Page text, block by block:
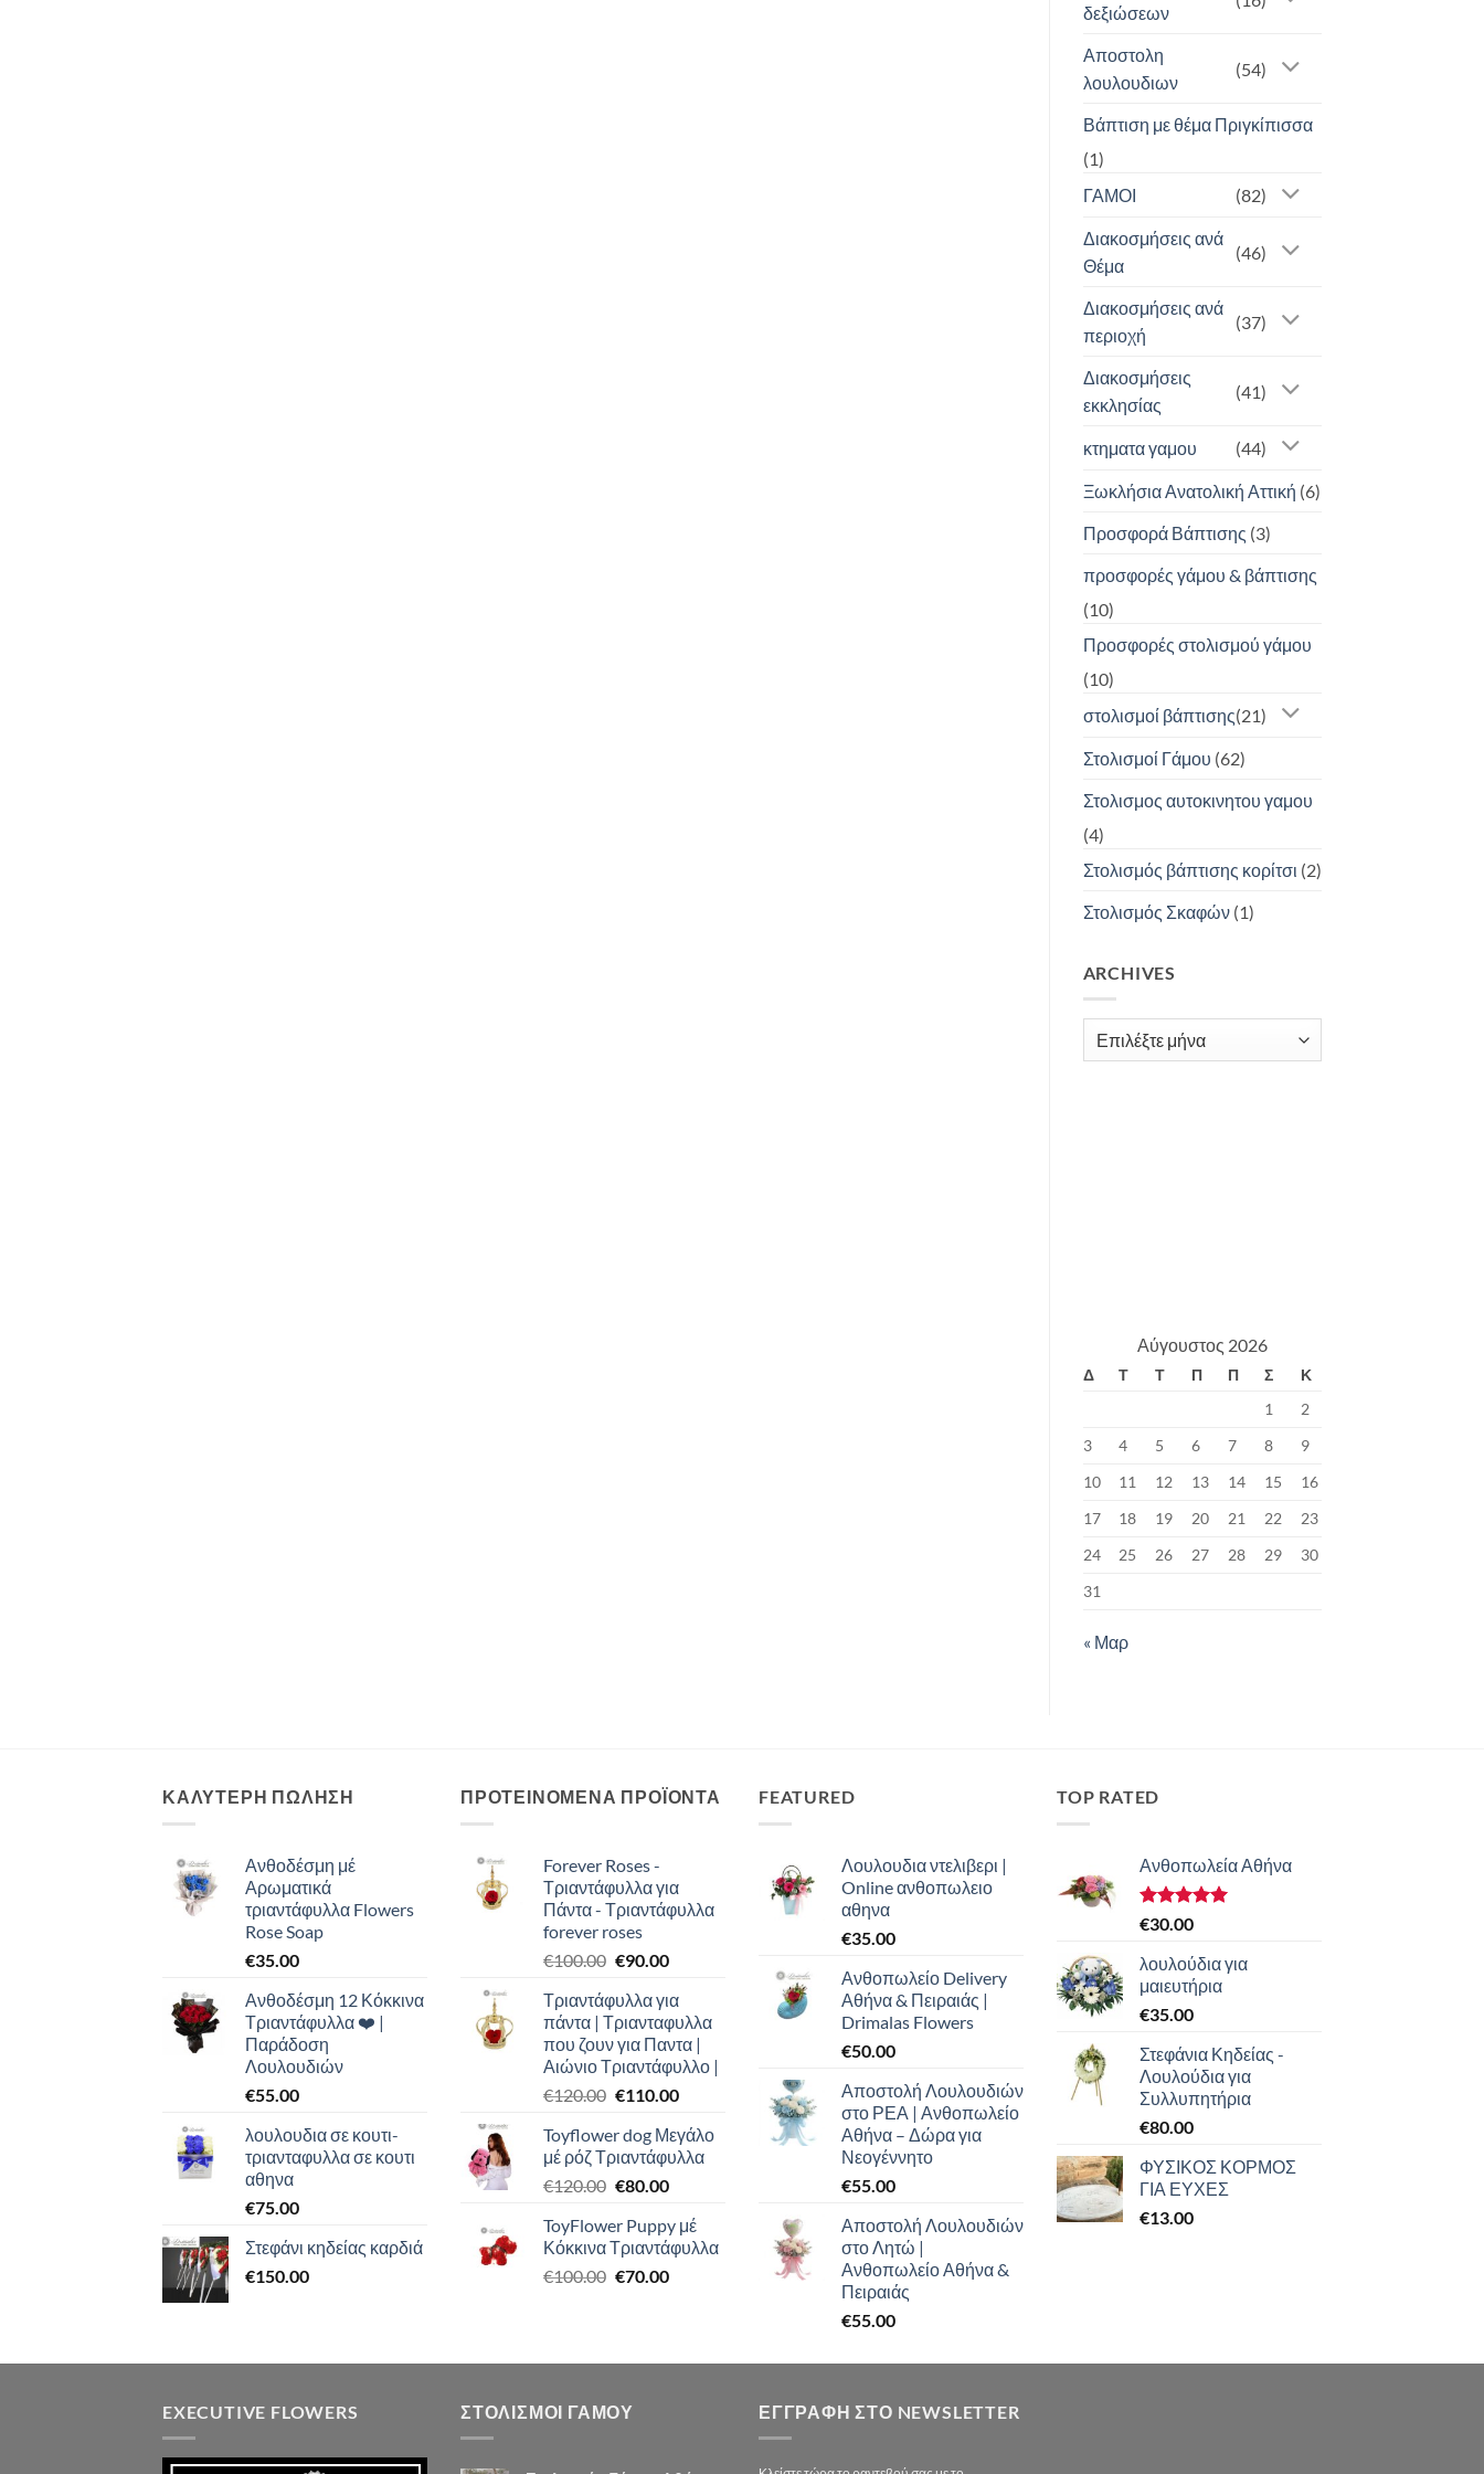
δεξιώσεων
Αποστολη
λουλουδιων
(54)
Βάπτιση με θέμα Πριγκίπισσα
(1)
ΓΑΜΟΙ
(82)
Διακοσμήσεις ανά
Θέμα
(46)
Διακοσμήσεις ανά
περιοχή
(37)
Διακοσμήσεις
εκκλησίας
(41)
κτηματα γαμου (44)
Ξωκλήσια Ανατολική Αττική (6)
Προσφορά Βάπτισης (3)
προσφορές γάμου & βάπτισης
(10)
Προσφορές στολισμού γάμου
(10)
στολισμοί βάπτισης(21)
Στολισμοί Γάμου (62)
Στολισμος αυτοκινητου γαμου
(4)
Στολισμός βάπτισης κορίτσι (2)
Στολισμός Σκαφών(1)
ARCHIVES
Archives
Αύγουστος 2026
Δ Τ Τ Π Π Σ
Κ
1
2
3
4 5 6 7 8
9
10
11 12 13 14 15
16
17
18 19 20 21 22
23
24
25 26 27 28 29
30
31
« Μαρ
ΚΑΛΥΤΕΡΗ ΠΩΛΗΣΗ
Ανθοδέσμη μέ
Αρωματικά
τριαντάφυλλα Flowers
Rose Soap
€35.00
Ανθοδέσμη 12 Κόκκινα
Τριαντάφυλλα ❤️ |
Παράδοση
Λουλουδιών
€55.00
λουλουδια σε κουτι-
τριανταφυλλα σε κουτι
αθηνα
€75.00
Στεφάνι κηδείας καρδιά
€150.00
ΠΡΟΤΕΙΝΟΜΕΝΑ ΠΡΟΪΟΝΤΑ
Forever Roses -
Τριαντάφυλλα για
Πάντα - Τριαντάφυλλα
forever roses
€100.00 Original
was:
€100.00.
€90.00Η
τιμή
είναι:
€90.00.
Τριαντάφυλλα για
πάντα | Τριανταφυλλα
που ζουν για Παντα |
Αιώνιο Τριαντάφυλλο |
€120.00 Original
was:
€120.00.
€110.00Η
τιμή
είναι:
Toyflower dog Μεγάλο
μέ ρόζ Τριαντάφυλλα
€120.00 Original
was:
€120.00.
€80.00Η
τιμή
είναι:
€80.00.
ToyFlower Puppy μέ
Κόκκινα Τριαντάφυλλα
€100.00 Original
€70.00Η
€70.00.
FEATURED
Λουλουδια ντελιβερι |
Online ανθοπωλειο
αθηνα
€35.00
Ανθοπωλείο Delivery
Αθήνα & Πειραιάς |
Drimalas Flowers
€50.00
Αποστολή Λουλουδιών
στο ΡΕΑ | Ανθοπωλείο
Αθήνα – Δώρα για
Νεογέννητο
€55.00
Αποστολή Λουλουδιών
στο Λητώ |
Ανθοπωλείο Αθήνα &
Πειραιάς
€55.00
TOP RATED
Ανθοπωλεία Αθήνα
Βαθμολογήθηκε
από 5
€30.00
λουλούδια για
μαιευτήρια
€35.00
Στεφάνια Κηδείας -
Λουλούδια για
Συλλυπητήρια
€80.00
ΦΥΣΙΚΟΣ ΚΟΡΜΟΣ
ΓΙΑ ΕΥΧΕΣ
€13.00
EXECUTIVE FLOWERS ΣΤΟΛΙΣΜΟΙ ΓΑΜΟΥ ΕΓΓΡΑΦΉ ΣΤΟ NEWSLETTER